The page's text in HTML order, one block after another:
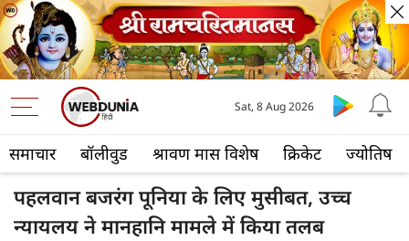
समाचार बॉलीवुड श्रावण मास विशेष क्रिकेट ज्योतिष
Sat, 8 Aug 2026
पहलवान बजरंग पूनिया के लिए मुसीबत, उच्च
न्यायलय ने मानहानि मामले में किया तलब